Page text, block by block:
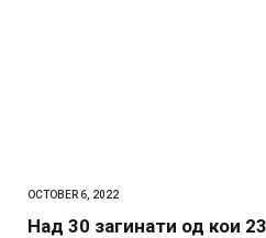
OCTOBER 6, 2022
Над 30 загинати од кои